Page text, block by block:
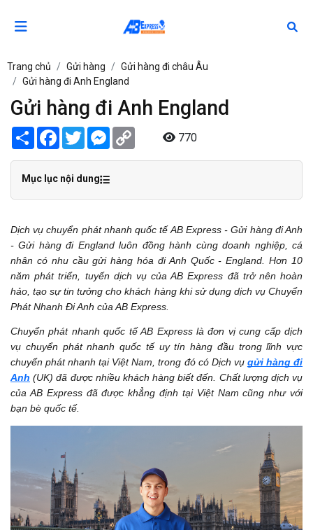
Trang chủ Gửi hàng
Gửi hàng đi châu Âu
Gửi hàng đi Anh England
Gửi hàng đi Anh England
Share Facebook
TwitterMessenger 770
Mục lục nội dung
Dịch vụ chuyển phát nhanh quốc tế AB Express - Gửi hàng đi Anh
- Gửi hàng đi England luôn đồng hành cùng doanh nghiệp, cá
nhân có nhu cầu gửi hàng hóa đi Anh Quốc - England. Hơn 10
năm phát triển, tuyến dịch vụ của AB Express đã trở nên hoàn
hảo, tạo sự tin tưởng cho khách hàng khi sử dụng dịch vụ Chuyển
Phát Nhanh Đi Anh của AB Express.
Chuyển phát nhanh quốc tế AB Express là đơn vị cung cấp dịch
vụ chuyển phát nhanh quốc tế uy tín hàng đầu trong lĩnh vực
chuyển phát nhanh tại Việt Nam, trong đó có Dịch vụ gửi hàng đi
Anh (UK) đã được nhiều khách hàng biết đến. Chất lượng dịch vụ
của AB Express đã được khẳng định tại Việt Nam cũng như với
bạn bè quốc tế.